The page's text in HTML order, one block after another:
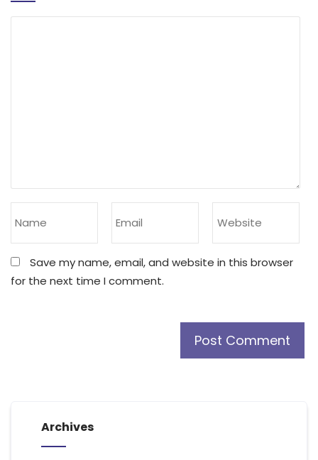
Save my name, email, and website in this browser
for the next time I comment.
Archives